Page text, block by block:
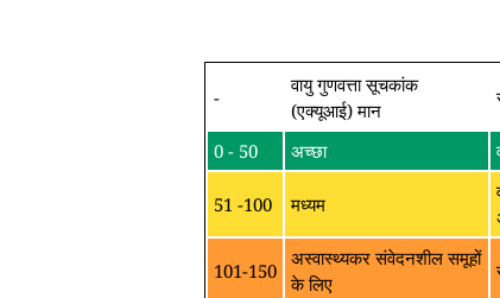
-
वायु गुणवत्ता सूचकांक
(एक्यूआई) मान
0 - 50 अच्छा
51 -100 मध्यम
101-150
अस्वास्थ्यकर संवेदनशील समूहों
के लिए